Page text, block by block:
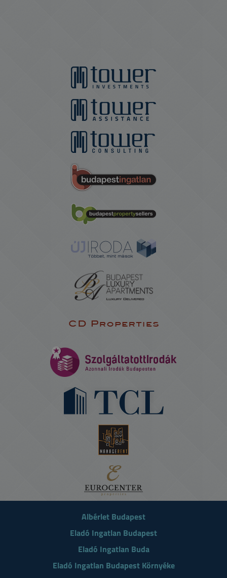
Albérlet Budapest
Eladó Ingatlan Budapest
Eladó Ingatlan Buda
Eladó Ingatlan Budapest Környéke